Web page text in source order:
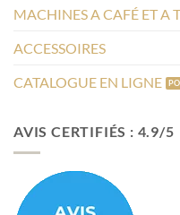
MACHINES A CAFÉ ET A
ACCESSOIRES
CATALOGUE EN LIGNE
AVIS CERTIFIÉS : 4.9/5